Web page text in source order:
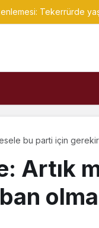
Tekerrürde yaş
bu parti için
Artık